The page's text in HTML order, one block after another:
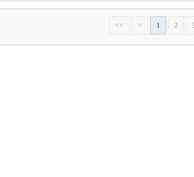
<< < 1 2